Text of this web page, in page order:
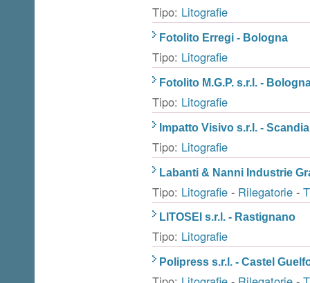
Tipo: Litografie
Fotolito Erregi - Bologna
Tipo: Litografie
Fotolito M.G.P. s.r.l. -
Tipo: Litografie
Impatto Visivo s.r.l. -
Tipo: Litografie
Labanti & Nanni Industrie
Tipo: Litografie - Rilegatorie -
LITOSEI s.r.l. - Rastignano
Tipo: Litografie
Polipress s.r.l. - Castel